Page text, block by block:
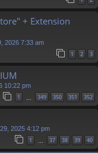
+ Extension
2026 7:33 am
1 2 3
10:22 pm
1 … 349 350 351 352
2025 4:12 pm
1 … 37 38 39 40